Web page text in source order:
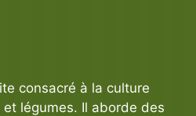
consacré à la culture
légumes. Il aborde des